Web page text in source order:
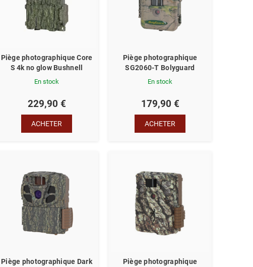
Piège photographique Core
S 4k no glow Bushnell
En stock
229,90 €
ACHETER
Piège photographique
SG2060-T Bolyguard
En stock
179,90 €
ACHETER
Piège photographique Dark
Piège photographique